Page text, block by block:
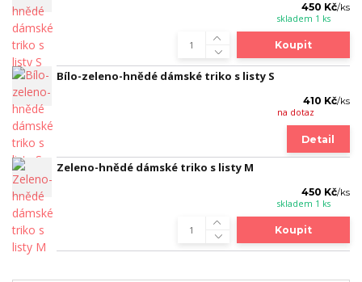
450 Kč/ks
skladem 1 ks
Koupit
Bílo-zeleno-hnědé dámské triko s listy S
410 Kč/ks
na dotaz
Detail
Zeleno-hnědé dámské triko s listy M
450 Kč/ks
skladem 1 ks
Koupit